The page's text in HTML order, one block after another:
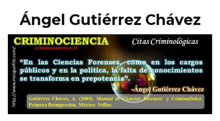
Ángel Gutiérrez Chávez